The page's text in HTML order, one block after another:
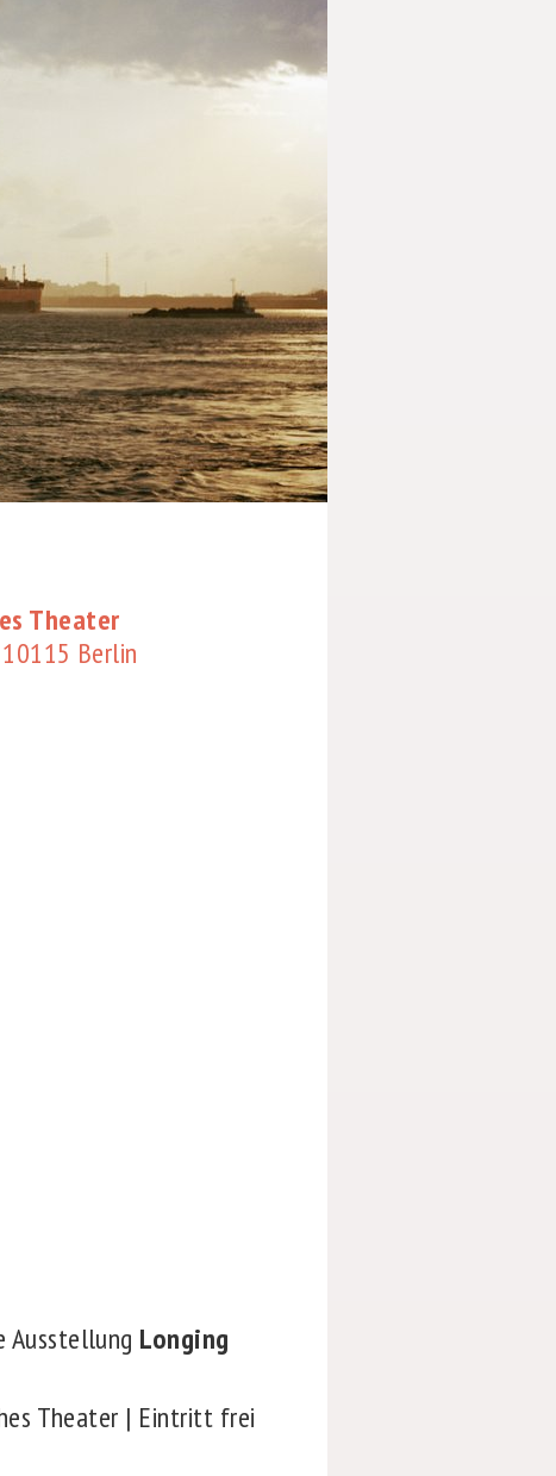
Theater
Berlin
Ausstellung Longing
Theater | Eintritt frei